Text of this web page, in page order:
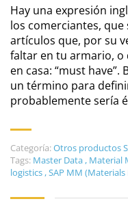
Hay una expresión
los comerciantes,
artículos que, por su
faltar en tu armario, o
en casa: “must
un término para
probablemente sería
Categoría:Otros productos
Tags: Master Data , Material
logistics ,SAP MM